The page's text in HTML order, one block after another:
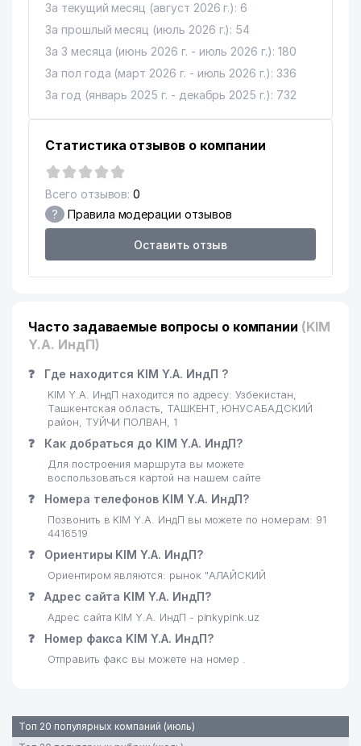
За текущий месяц (август 2026 г.): 6
За прошлый месяц (июль 2026 г.): 54
За 3 месяца (июнь 2026 г. - июль 2026 г.): 180
За пол года (март 2026 г. - июль 2026 г.): 336
За год (январь 2025 г. - декабрь 2025 г.): 732
Статистика отзывов о компании
Всего отзывов: 0
? Правила модерации отзывов
Оставить отзыв
Часто задаваемые вопросы о компании (KIM
Y.A. ИндП)
❓ Где находится KIM Y.A. ИндП ?
KIM Y.A. ИндП находится по адресу: Узбекистан,
Ташкентская область, ТАШКЕНТ, ЮНУСАБАДСКИЙ
район, ТУЙЧИ ПОЛВАН, 1
❓ Как добраться до KIM Y.A. ИндП?
Для построения маршрута вы можете
воспользоваться картой на нашем сайте
❓ Номера телефонов KIM Y.A. ИндП?
Позвонить в KIM Y.A. ИндП вы можете по номерам: 91
4416519
❓ Ориентиры KIM Y.A. ИндП?
Ориентиром являются: рынок "АЛАЙСКИЙ
❓ Адрес сайта KIM Y.A. ИндП?
Адрес сайта KIM Y.A. ИндП - pinkypink.uz
❓ Номер факса KIM Y.A. ИндП?
Отправить факс вы можете на номер .
Топ 20 популярных компаний (июль)